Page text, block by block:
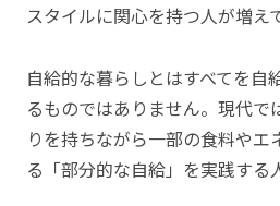
スタイルに関心を持つ人が増え
自給的な暮らしとはすべてを自
るものではありません。現代で
りを持ちながら一部の食料や
る「部分的な自給」を実践する